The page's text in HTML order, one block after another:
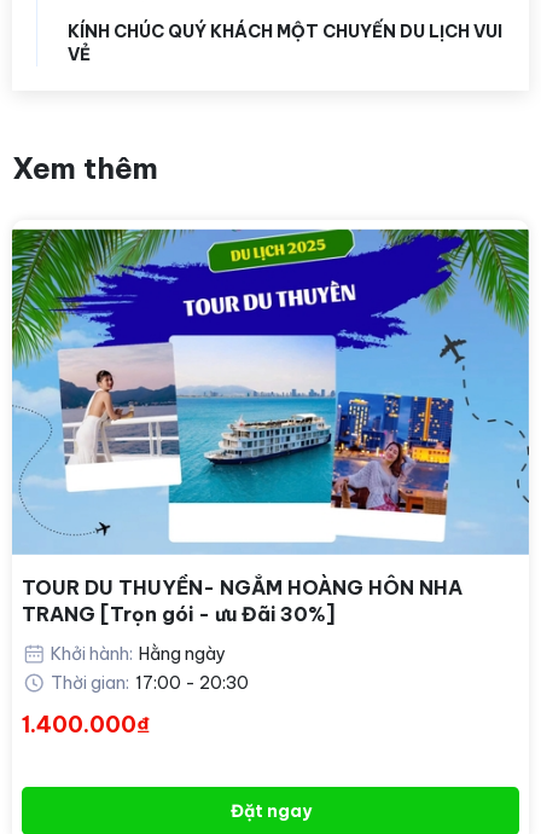
KÍNH CHÚC QUÝ KHÁCH MỘT CHUYẾN DU LỊCH VUI
VẺ
Xem thêm
TOUR DU THUYỀN- NGẮM HOÀNG HÔN NHA
TRANG [Trọn gói - ưu Đãi 30%]
Khởi hành: Hằng ngày
Thời gian: 17:00 - 20:30
1.400.000₫
Đặt ngay